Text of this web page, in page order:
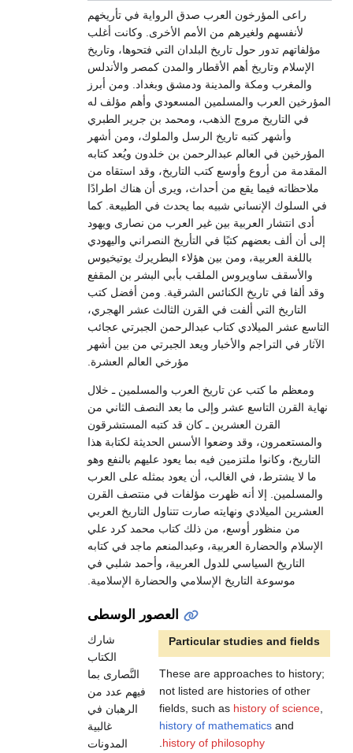
راعى المؤرخون العرب صدق الرواية في تأريخهم
لأنفسهم ولغيرهم من الأمم الأخرى. وكانت أغلب
مؤلفاتهم تدور حول تاريخ البلدان التي فتحوها، وتاريخ
الإسلام وتاريخ أهم الأقطار والمدن كمصر والأندلس
والمغرب ومكة والمدينة ودمشق وبغداد. ومن أبرز
المؤرخين العرب والمسلمين المسعودي وأهم مؤلف له
في التاريخ مروج الذهب، ومحمد بن جرير الطبري
وأشهر كتبه تاريخ الرسل والملوك، ومن أشهر
المؤرخين في العالم عبدالرحمن بن خلدون ويُعد كتابه
المقدمة من أروع وأوسع كتب التاريخ، وقد استقاه من
ملاحظاته فيما يقع من أحداث، ويرى أن هناك اطرادًا
في السلوك الإنساني شبيه بما يحدث في الطبيعة. كما
أدى انتشار العربية بين غير العرب من نصارى ويهود
إلى أن ألف بعضهم كتبًا في التأريخ النصراني واليهودي
باللغة العربية، ومن بين هؤلاء البطريرك يوتيخيوس
والأسقف ساويروس الملقب بأبي البشر بن المقفع
وقد ألفا في تاريخ الكنائس الشرقية. ومن أفضل كتب
التاريخ التي ألفت في القرن الثالث عشر الهجري،
التاسع عشر الميلادي كتاب عبدالرحمن الجبرتي عجائب
الآثار في التراجم والأخبار ويعد الجبرتي من بين أشهر
مؤرخي العالم العشرة.
ومعظم ما كتب عن تاريخ العرب والمسلمين ـ خلال
نهاية القرن التاسع عشر وإلى ما بعد النصف الثاني من
القرن العشرين ـ كان قد كتبه المستشرقون
والمستعمرون، وقد وضعوا الأسس الحديثة لكتابة هذا
التاريخ، وكانوا ملتزمين فيه بما يعود عليهم بالنفع وهو
ما لا يشترط، في الغالب، أن يعود بمثله على العرب
والمسلمين. إلا أنه ظهرت مؤلفات في منتصف القرن
العشرين الميلادي ونهايته صارت تتناول التاريخ العربي
من منظور أوسع، من ذلك كتاب محمد كرد علي
الإسلام والحضارة العربية، وعبدالمنعم ماجد في كتابه
التاريخ السياسي للدول العربية، وأحمد شلبي في
موسوعة التاريخ الإسلامي والحضارة الإسلامية.
العصور الوسطى
Particular studies and fields
These are approaches to history;
not listed are histories of other
fields, such as history of science
history of mathematics and
history of philosophy
شارك
الكتاب
النَّصارى بما
فيهم عدد من
الرهبان في
غالبية
المدونات